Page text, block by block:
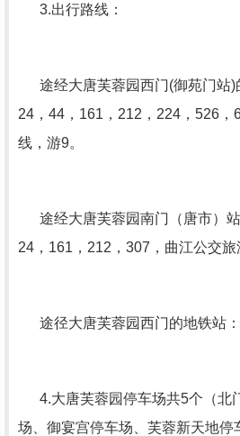
3.出行路线：
途经大唐芙蓉园西门(御苑门站)
24，44，161，212，224，526，
线，游9。
途经大唐芙蓉园南门（唐市）站
24，161，212，307，曲江公交旅
途径大唐芙蓉园西门的地铁站：
4.大唐芙蓉园停车场共5个（北
场、御宴宫停车场、芙蓉新天地停